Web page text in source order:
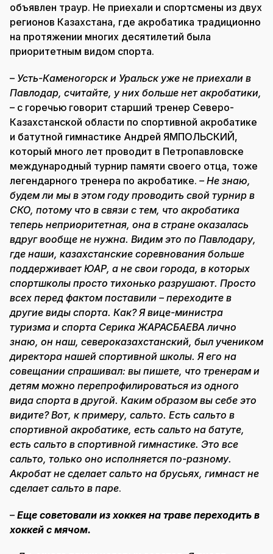
объявлен траур. Не приехали и спортсмены из двух
регионов Казахстана, где акробатика традиционно
на протяжении многих десятилетий была
приоритетным видом спорта.
– Усть-Каменогорск и Уральск уже не приехали в
Павлодар, считайте, у них больше нет акробатики,
– с горечью говорит старший тренер Северо-
Казахстанской области по спортивной акробатике
и батутной гимнастике Андрей ЯМПОЛЬСКИЙ,
который много лет проводит в Петропавловске
международный турнир памяти своего отца, тоже
легендарного тренера по акробатике. – Не знаю,
будем ли мы в этом году проводить свой турнир в
СКО, потому что в связи с тем, что акробатика
теперь неприоритетная, она в стране оказалась
вдруг вообще не нужна. Видим это по Павлодару,
где наши, казахстанские соревнования больше
поддерживает ЮАР, а не свои города, в которых
спортшколы просто тихонько разрушают. Просто
всех перед фактом поставили – переходите в
другие виды спорта. Как? Я вице-министра
туризма и спорта Серика ЖАРАСБАЕВА лично
знаю, он наш, североказахстанский, был учеником
директора нашей спортивной школы. Я его на
совещании спрашивал: вы пишете, что тренерам и
детям можно перепрофилироваться из одного
вида спорта в другой. Каким образом вы себе это
видите? Вот, к примеру, сальто. Есть сальто в
спортивной акробатике, есть сальто на батуте,
есть сальто в спортивной гимнастике. Это все
сальто, только оно исполняется по-разному.
Акробат не сделает сальто на брусьях, гимнаст не
сделает сальто в паре.
– Еще советовали из хоккея на траве переходить в
хоккей с мячом.